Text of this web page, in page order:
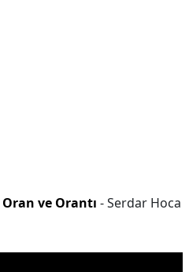
Oran ve Orantı - Serdar Hoca